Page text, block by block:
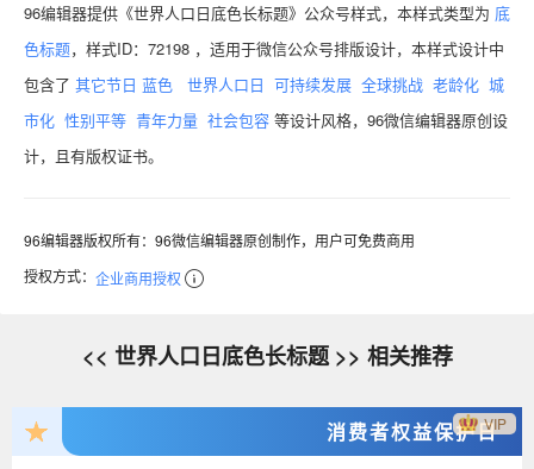
96编辑器提供《世界人口日底色长标题》公众号样式，本样式类型为 底
色标题，样式ID：72198 ，适用于微信公众号排版设计，本样式设计中
包含了 其它节日 蓝色 世界人口日 可持续发展 全球挑战 老龄化 城
市化 性别平等 青年力量 社会包容 等设计风格，96微信编辑器原创设
计，且有版权证书。
96编辑器版权所有：96微信编辑器原创制作，用户可免费商用
授权方式： 企业商用授权
<< 世界人口日底色长标题 >> 相关推荐
消费者权益保护日
VIP